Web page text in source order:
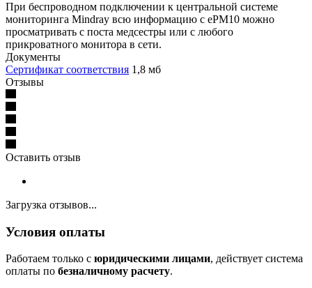
При беспроводном подключении к центральной системе
мониторинга Mindray всю информацию с ePM10 можно
просматривать с поста медсестры или с любого
прикроватного монитора в сети.
Документы
Сертификат соответствия 1,8 мб
Отзывы
Оставить отзыв
Загрузка отзывов...
Условия оплаты
Работаем только с юридическими лицами, действует система
оплаты по безналичному расчету.